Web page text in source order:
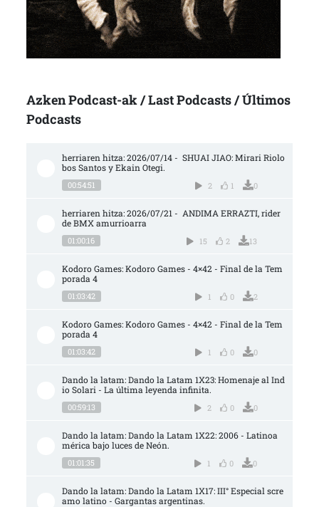
Azken Podcast-ak / Last Podcasts / Últimos
Podcasts
herriaren hitza: 2026/07/14 -  SHUAI JIAO: Mirari Riolo
bos Santos y Ekain Otegi.
00:54:51 2 1 0
herriaren hitza: 2026/07/21 -  ANDIMA ERRAZTI, rider
de BMX amurrioarra
01:00:16 15 2 13
Kodoro Games: Kodoro Games - 4×42 - Final de la Tem
porada 4
01:03:42 1 0 2
Kodoro Games: Kodoro Games - 4×42 - Final de la Tem
porada 4
01:03:42 1 0 0
Dando la latam: Dando la Latam 1X23: Homenaje al Ind
io Solari - La última leyenda infinita.
00:59:13 2 0 0
Dando la latam: Dando la Latam 1X22: 2006 - Latinoa
mérica bajo luces de Neón.
01:01:35 1 0 0
Dando la latam: Dando la Latam 1X17: III° Especial scre
amo latino - Gargantas argentinas.